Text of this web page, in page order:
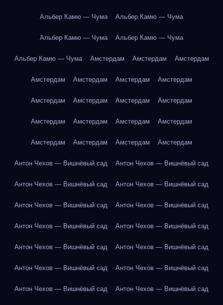
Альбер Камю — Чума Альбер Камю — Чума
Альбер Камю — Чума Альбер Камю — Чума
Альбер Камю — Чума Амстердам Амстердам Амстердам
Амстердам Амстердам Амстердам Амстердам
Амстердам Амстердам Амстердам Амстердам
Амстердам Амстердам Амстердам Амстердам
Амстердам Амстердам Амстердам Амстердам
Антон Чехов — Вишнёвый сад Антон Чехов — Вишнёвый сад
Антон Чехов — Вишнёвый сад Антон Чехов — Вишнёвый сад
Антон Чехов — Вишнёвый сад Антон Чехов — Вишнёвый сад
Антон Чехов — Вишнёвый сад Антон Чехов — Вишнёвый сад
Антон Чехов — Вишнёвый сад Антон Чехов — Вишнёвый сад
Антон Чехов — Вишнёвый сад Антон Чехов — Вишнёвый сад
Антон Чехов — Вишнёвый сад Антон Чехов — Вишнёвый сад